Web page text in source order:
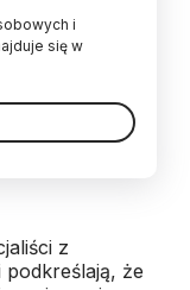
chorobą
W Polsce
czym
z
że
i
się w